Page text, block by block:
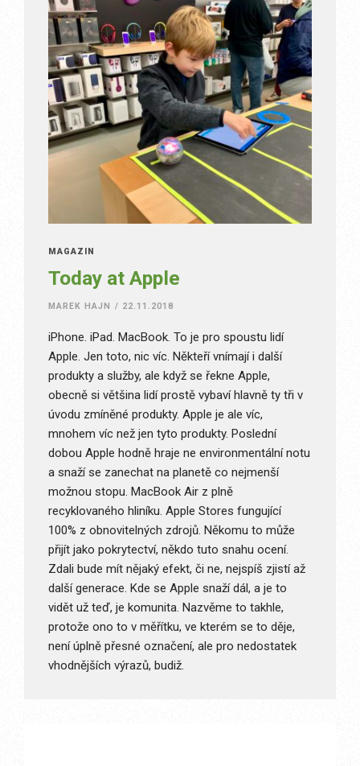
MAGAZÍN
Today at Apple
MAREK HAJN / 22.11.2018
iPhone. iPad. MacBook. To je pro spoustu lidí
Apple. Jen toto, nic víc. Někteří vnímají i další
produkty a služby, ale když se řekne Apple,
obecně si většina lidí prostě vybaví hlavně ty tři v
úvodu zmíněné produkty. Apple je ale víc,
mnohem víc než jen tyto produkty. Poslední
dobou Apple hodně hraje ne environmentální notu
a snaží se zanechat na planetě co nejmenší
možnou stopu. MacBook Air z plně
recyklovaného hliníku. Apple Stores fungující
100% z obnovitelných zdrojů. Někomu to může
přijít jako pokrytectví, někdo tuto snahu ocení.
Zdali bude mít nějaký efekt, či ne, nejspíš zjistí až
další generace. Kde se Apple snaží dál, a je to
vidět už teď, je komunita. Nazvěme to takhle,
protože ono to v měřítku, ve kterém se to děje,
není úplně přesné označení, ale pro nedostatek
vhodnějších výrazů, budiž.